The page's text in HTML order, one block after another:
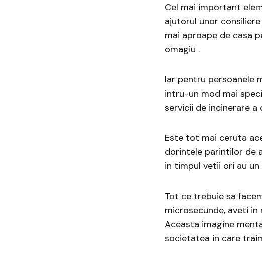
Cel mai important
ajutorul unor
mai aproape de casa
omagiu .
Iar pentru persoanele
intru-un mod mai
servicii de incinerare a
Este tot mai ceruta
dorintele parintilor de
in timpul vetii ori au
Tot ce trebuie sa
microsecunde, aveti
Aceasta imagine
societatea in care